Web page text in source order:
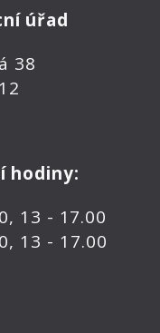
úřad
38
hodiny:
13 - 17.00
13 - 17.00